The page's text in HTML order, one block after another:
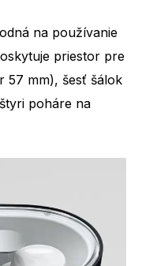
na používanie
priestor pre
57 mm), šesť šálok
poháre na